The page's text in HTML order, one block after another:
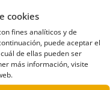
cookies
fines analíticos y de
puede aceptar el
de ellas pueden ser
más información, visite
subvenciones
del COVID
por el
por haber
de subvención